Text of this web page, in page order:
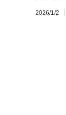
2026/1/2